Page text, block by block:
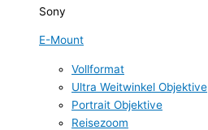
Sony
E-Mount
Vollformat
Ultra Weitwinkel Objektive
Portrait Objektive
Reisezoom